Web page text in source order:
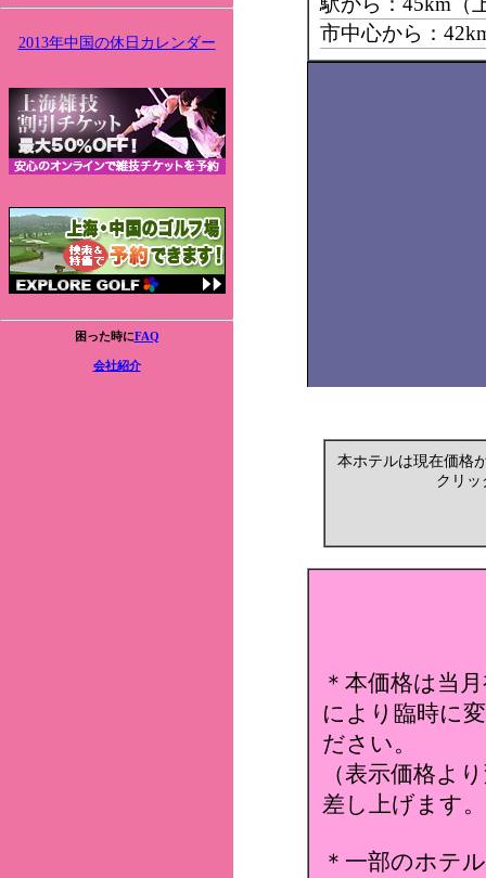
2013年中国の休日カレンダー
困った時にFAQ
会社紹介
市中心から：
本ホテルは現在価格
クリッ
＊本価格は当
により臨時に
ださい。
（表示価格よ
差し上げます
＊一部のホテ